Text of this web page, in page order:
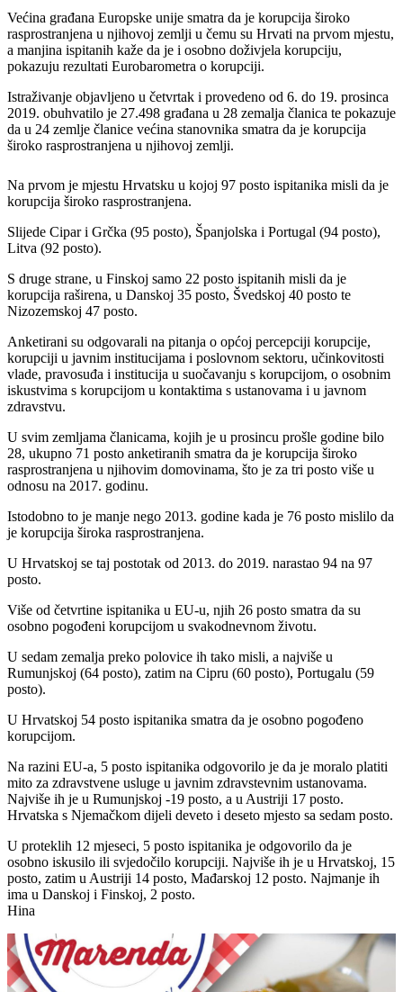
Većina građana Europske unije smatra da je korupcija široko
rasprostranjena u njihovoj zemlji u čemu su Hrvati na prvom mjestu,
a manjina ispitanih kaže da je i osobno doživjela korupciju,
pokazuju rezultati Eurobarometra o korupciji.
Istraživanje objavljeno u četvrtak i provedeno od 6. do 19. prosinca
2019. obuhvatilo je 27.498 građana u 28 zemalja članica te pokazuje
da u 24 zemlje članice većina stanovnika smatra da je korupcija
široko rasprostranjena u njihovoj zemlji.
Na prvom je mjestu Hrvatsku u kojoj 97 posto ispitanika misli da je
korupcija široko rasprostranjena.
Slijede Cipar i Grčka (95 posto), Španjolska i Portugal (94 posto),
Litva (92 posto).
S druge strane, u Finskoj samo 22 posto ispitanih misli da je
korupcija raširena, u Danskoj 35 posto, Švedskoj 40 posto te
Nizozemskoj 47 posto.
Anketirani su odgovarali na pitanja o općoj percepciji korupcije,
korupciji u javnim institucijama i poslovnom sektoru, učinkovitosti
vlade, pravosuđa i institucija u suočavanju s korupcijom, o osobnim
iskustvima s korupcijom u kontaktima s ustanovama i u javnom
zdravstvu.
U svim zemljama članicama, kojih je u prosincu prošle godine bilo
28, ukupno 71 posto anketiranih smatra da je korupcija široko
rasprostranjena u njihovim domovinama, što je za tri posto više u
odnosu na 2017. godinu.
Istodobno to je manje nego 2013. godine kada je 76 posto mislilo da
je korupcija široka rasprostranjena.
U Hrvatskoj se taj postotak od 2013. do 2019. narastao 94 na 97
posto.
Više od četvrtine ispitanika u EU-u, njih 26 posto smatra da su
osobno pogođeni korupcijom u svakodnevnom životu.
U sedam zemalja preko polovice ih tako misli, a najviše u
Rumunjskoj (64 posto), zatim na Cipru (60 posto), Portugalu (59
posto).
U Hrvatskoj 54 posto ispitanika smatra da je osobno pogođeno
korupcijom.
Na razini EU-a, 5 posto ispitanika odgovorilo je da je moralo platiti
mito za zdravstvene usluge u javnim zdravstevnim ustanovama.
Najviše ih je u Rumunjskoj -19 posto, a u Austriji 17 posto.
Hrvatska s Njemačkom dijeli deveto i deseto mjesto sa sedam posto.
U proteklih 12 mjeseci, 5 posto ispitanika je odgovorilo da je
osobno iskusilo ili svjedočilo korupciji. Najviše ih je u Hrvatskoj, 15
posto, zatim u Austriji 14 posto, Mađarskoj 12 posto. Najmanje ih
ima u Danskoj i Finskoj, 2 posto.
Hina